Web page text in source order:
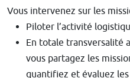
Vous intervenez sur les
Piloter l’activité
En totale transversalité
vous partagez les
quantifiez et évaluez